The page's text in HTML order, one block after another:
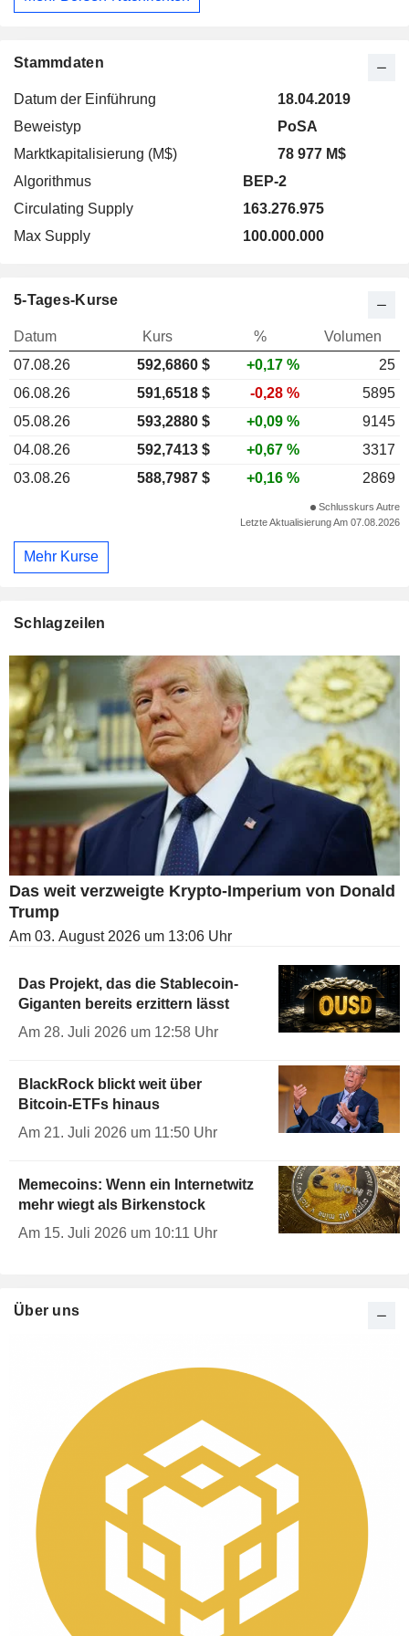
Stammdaten
Datum der Einführung
18.04.2019
Beweistyp
PoSA
Marktkapitalisierung (M$)
78 977 M$
Algorithmus
BEP-2
Circulating Supply
163.276.975
Max Supply
100.000.000
5-Tages-Kurse
Datum Kurs %
Volumen
07.08.26
592,6860 $ +0,17 %
25
06.08.26
591,6518 $ -0,28 %
5895
05.08.26
593,2880 $ +0,09 %
9145
04.08.26
592,7413 $ +0,67 %
3317
03.08.26
588,7987 $ +0,16 % 2869
Schlusskurs Autre
Letzte Aktualisierung Am 07.08.2026
Mehr Kurse
Schlagzeilen
Das weit verzweigte Krypto-Imperium von Donald
Trump
Am 03. August 2026 um 13:06 Uhr
Das Projekt, das die Stablecoin-
Giganten bereits erzittern lässt
Am 28. Juli 2026 um 12:58 Uhr
BlackRock blickt weit über
Bitcoin-ETFs hinaus
Am 21. Juli 2026 um 11:50 Uhr
Memecoins: Wenn ein Internetwitz
mehr wiegt als Birkenstock
Am 15. Juli 2026 um 10:11 Uhr
Über uns